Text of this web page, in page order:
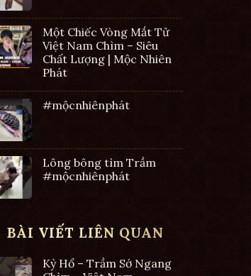
Một Chiếc Vòng Mắt Tử
Việt Nam Chìm – Siêu
Chất Lượng | Mộc Nhiên
Phát
#mộcnhiênphát
Lông bông tìm Trầm
#mộcnhiênphát
BÀI VIẾT LIÊN QUAN
Kỳ Hổ – Trầm Sớ Ngang